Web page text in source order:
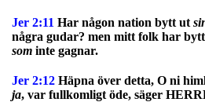
Jer 2:11 Har någon nation bytt ut
några gudar? men mitt folk har
som inte gagnar.
Jer 2:12 Häpna över detta, O ni
ja, var fullkomligt öde, säger